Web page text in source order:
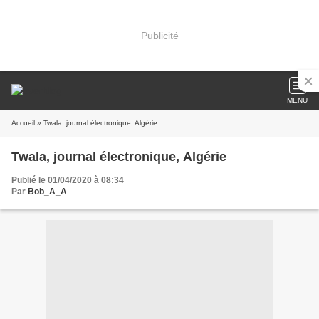
Publicité
MENU
Accueil » Twala, journal électronique, Algérie
Twala, journal électronique, Algérie
Publié le 01/04/2020 à 08:34
Par Bob_A_A